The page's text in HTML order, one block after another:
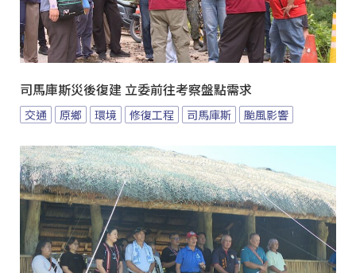
司馬庫斯災後復建 立委前往考察盤點需求
交通 原鄉 環境 修復工程 司馬庫斯 颱風影響